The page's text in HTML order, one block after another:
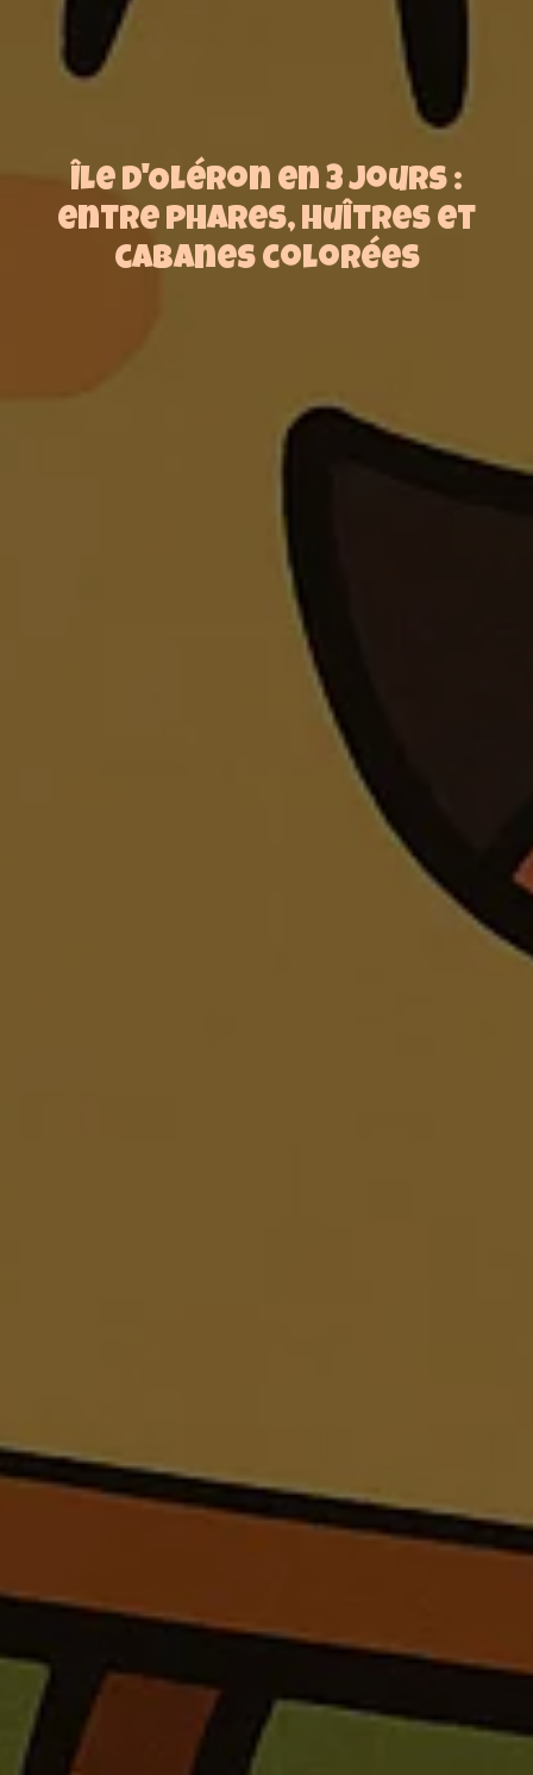
Île d'Oléron en 3 jours :
entre phares, huîtres et
cabanes colorées